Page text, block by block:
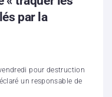
par la
pour destruction
un responsable de